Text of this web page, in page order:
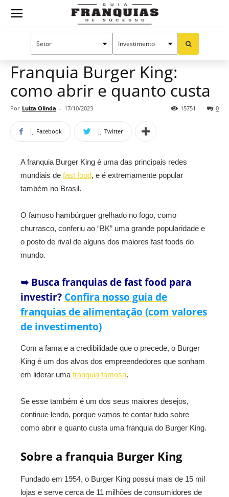
Guia
Mercado de franquias
Franquia Burger King:
como abrir e quanto custa
Por Luiza Olinda - 17/10/2023 0
15751
Facebook Twitter
A franquia Burger King é uma das principais redes
mundiais de fast food, e é extremamente popular
também no Brasil.
O famoso hambúrguer grelhado no fogo, como
churrasco, conferiu ao “BK” uma grande popularidade e
o posto de rival de alguns dos maiores fast foods do
mundo.
➥ Busca franquias de fast food para
investir? Confira nosso guia de
franquias de alimentação (com valores
de investimento)
Com a fama e a credibilidade que o precede, o Burger
King é um dos alvos dos empreendedores que sonham
em liderar uma franquia famosa.
Se esse também é um dos seus maiores desejos,
continue lendo, porque vamos te contar tudo sobre
como abrir e quanto custa uma franquia do Burger King.
Sobre a franquia Burger King
Fundado em 1954, o Burger King possui mais de 15 mil
lojas e serve cerca de 11 milhões de consumidores de